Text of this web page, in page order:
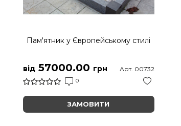
Пам'ятник у Європейському стилі
від57000.00 грн
0
Арт. 00732
ЗАМОВИТИ